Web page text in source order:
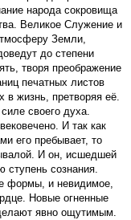
народа сокровища
Великое Служение и
Земли,
до степени
творя преображение
печатных листов
в жизнь, претворяя её.
своего духа.
И так как
его пребывает, то
И он, исшедшей
ступень сознания.
формы, и невидимое,
Новые огненные
явно ощутимым.